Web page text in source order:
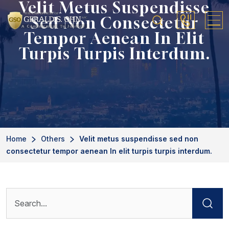
Velit Metus Suspendisse
Sed Non Consectetur
Tempor Aenean In Elit
Turpis Turpis Interdum.
Home Others
Velit metus suspendisse sed non
consectetur tempor aenean In elit turpis turpis interdum.